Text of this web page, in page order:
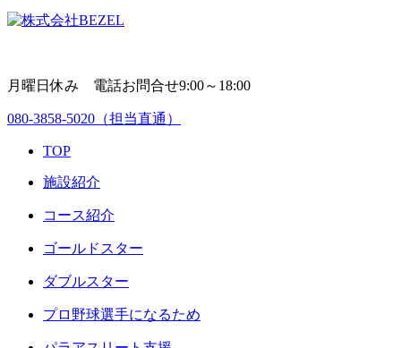
月曜日休み 電話お問合せ9:00～18:00
080-3858-5020 （担当直通）
TOP
施設紹介
コース紹介
ゴールドスター
ダブルスター
プロ野球選手になるため